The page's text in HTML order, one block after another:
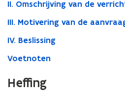
II. Omschrijving van de
III. Motivering van de
IV. Beslissing
Voetnoten
Heffing